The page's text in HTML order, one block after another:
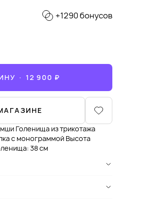
+1290 бонусов
· 12 900 ₽
Голенища из трикотажа
с монограммой Высота
38 см